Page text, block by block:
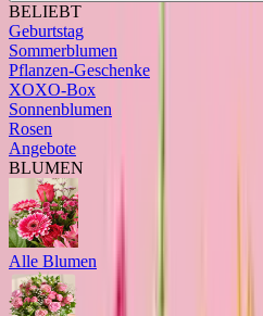
BELIEBT
Geburtstag
Sommerblumen
Pflanzen-Geschenke
XOXO-Box
Sonnenblumen
Rosen
Angebote
BLUMEN
Alle Blumen